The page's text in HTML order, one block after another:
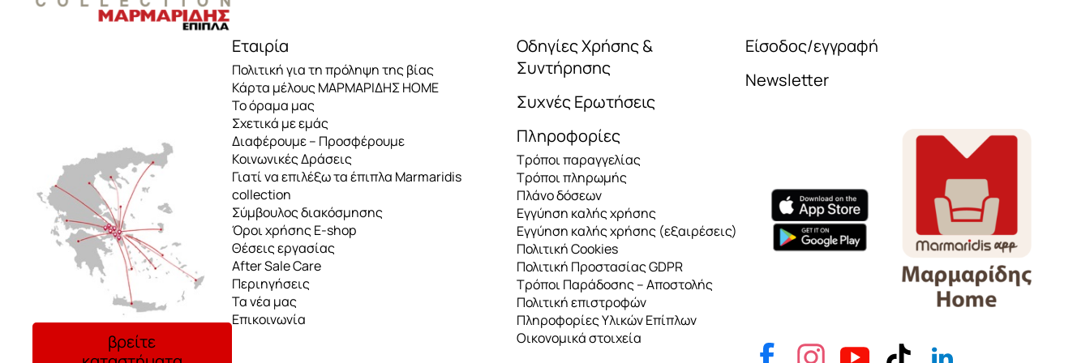
Το μήνυμά σας
βρείτε
Εταιρία
Πολιτική για τη πρόληψη της βίας
Κάρτα μέλους ΜΑΡΜΑΡΙΔΗΣ HOME
Το όραμα μας
Σχετικά με εμάς
Διαφέρουμε – Προσφέρουμε
Κοινωνικές Δράσεις
Γιατί να επιλέξω τα έπιπλα Marmaridis
collection
Σύμβουλος διακόσμησης
Όροι χρήσης E-shop
Θέσεις εργασίας
After Sale Care
Περιηγήσεις
Τα νέα μας
Επικοινωνία
Οδηγίες Χρήσης &
Συντήρησης
Συχνές Ερωτήσεις
Πληροφορίες
Τρόποι παραγγελίας
Τρόποι πληρωμής
Πλάνο δόσεων
Εγγύηση καλής χρήσης
Εγγύηση καλής χρήσης (εξαιρέσεις)
Πολιτική Cookies
Πολιτική Προστασίας GDPR
Τρόποι Παράδοσης – Αποστολής
Πολιτική επιστροφών
Πληροφορίες Υλικών Επίπλων
Οικονομικά στοιχεία
Είσοδος/εγγραφή
Newsletter